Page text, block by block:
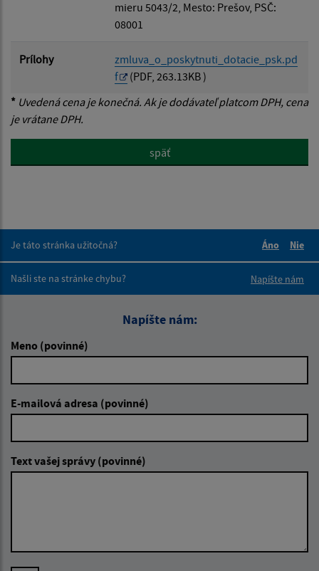
mieru 5043/2, Mesto: Prešov, PSČ:
08001
Prílohy
zmluva_o_poskytnuti_dotacie_psk.pd
f
(PDF, 263.13KB )
* Uvedená cena je konečná. Ak je dodávateľ platcom DPH, cena
je vrátane DPH.
späť
Je táto stránka užitočná?
Áno
Nie
Našli ste na stránke chybu?
Napíšte nám
Napíšte nám:
Meno (povinné)
E-mailová adresa (povinné)
Text vašej správy (povinné)